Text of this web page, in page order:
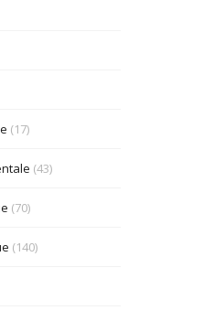
<strike> <strong>
(17)
(43)
(70)
(140)